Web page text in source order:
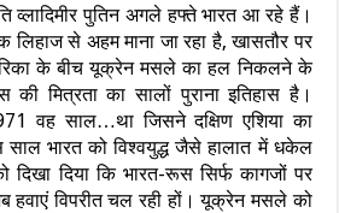
व्लादिमीर पुतिन अगले हफ्ते भारत आ रहे हैं।
लिहाज से अहम माना जा रहा है, खासतौर पर
के बीच यूक्रेन मसले का हल निकलने के
मित्रता का सालों पुराना इतिहास है।
वह साल…था जिसने दक्षिण एशिया का
साल भारत को विश्वयुद्ध जैसे हालात में धकेल
दिखा दिया कि भारत-रूस सिर्फ कागजों पर
हवाएं विपरीत चल रही हों। यूक्रेन मसले को